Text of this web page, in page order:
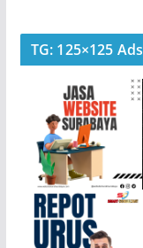
TG: 125×125 Ads